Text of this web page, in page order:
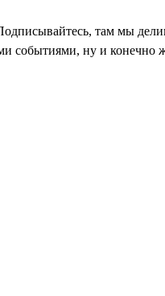
там мы
событиями, ну и